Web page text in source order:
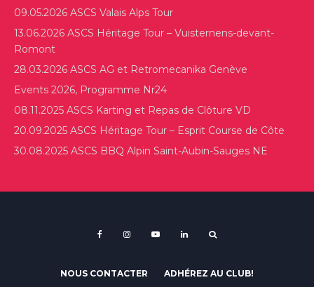
09.05.2026 ASCS Valais Alps Tour
13.06.2026 ASCS Héritage Tour – Vuisternens-devant-
Romont
28.03.2026 ASCS AG et Retromecanika Genève
Events 2026, Programme Nr24
08.11.2025 ASCS Karting et Repas de Clôture VD
20.09.2025 ASCS Héritage Tour – Esprit Course de Côte
30.08.2025 ASCS BBQ Alpin Saint-Aubin-Sauges NE
NOUS CONTACTER ADHÉREZ AU CLUB!